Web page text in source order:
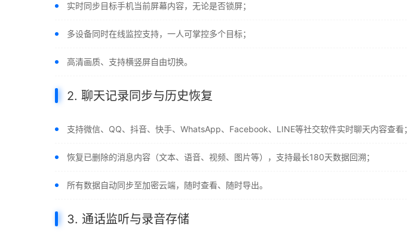
实时同步目标手机当前屏幕内容，无论是否锁屏；
多设备同时在线监控支持，一人可掌控多个目标；
高清画质、支持横竖屏自由切换。
2. 聊天记录同步与历史恢复
支持微信、QQ、抖音、快手、WhatsApp、Facebook、LINE等社交软件实时聊天内容查看；
恢复已删除的消息内容（文本、语音、视频、图片等），支持最长180天数据回溯；
所有数据自动同步至加密云端，随时查看、随时导出。
3. 通话监听与录音存储